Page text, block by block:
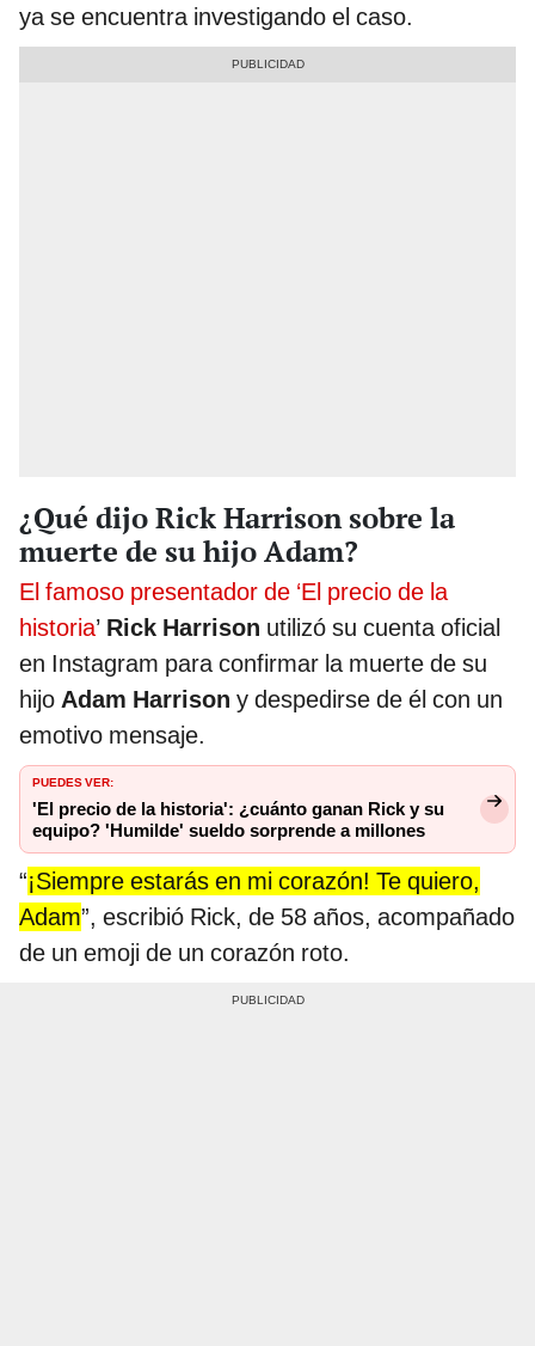
ya se encuentra investigando el caso.
¿Qué dijo Rick Harrison sobre la
muerte de su hijo Adam?
El famoso presentador de ‘El precio de la
historia’ Rick Harrison utilizó su cuenta oficial
en Instagram para confirmar la muerte de su
hijo Adam Harrison y despedirse de él con un
emotivo mensaje.
PUEDES VER:
'El precio de la historia': ¿cuánto ganan Rick y su
equipo? 'Humilde' sueldo sorprende a millones
“¡Siempre estarás en mi corazón! Te quiero,
Adam”, escribió Rick, de 58 años, acompañado
de un emoji de un corazón roto.